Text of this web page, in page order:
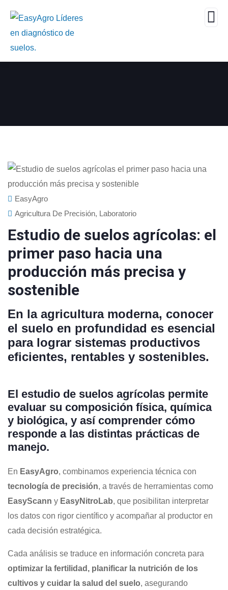
EasyAgro
Agricultura De Precisión, Laboratorio
Estudio de suelos agrícolas: el
primer paso hacia una
producción más precisa y
sostenible
En la agricultura moderna, conocer
el suelo en profundidad es esencial
para lograr sistemas productivos
eficientes, rentables y sostenibles.
El estudio de suelos agrícolas permite
evaluar su composición física, química
y biológica, y así comprender cómo
responde a las distintas prácticas de
manejo.
En EasyAgro, combinamos experiencia técnica con
tecnología de precisión, a través de herramientas como
EasyScann y EasyNitroLab, que posibilitan interpretar
los datos con rigor científico y acompañar al productor en
cada decisión estratégica.
Cada análisis se traduce en información concreta para
optimizar la fertilidad, planificar la nutrición de los
cultivos y cuidar la salud del suelo, asegurando